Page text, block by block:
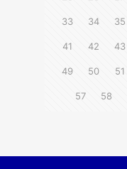
33 34 35
41 42 43
49 50 51
57 58